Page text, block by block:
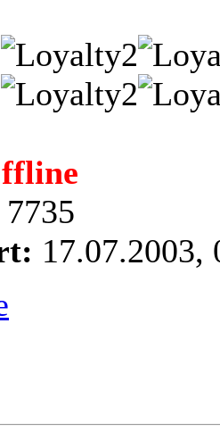
7735
17.07.2003,